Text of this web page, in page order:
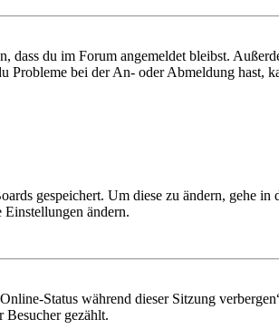
du im Forum angemeldet bleibst.
bei der An- oder Abmeldung hast,
gespeichert. Um diese zu ändern, gehe
ändern.
Status während dieser Sitzung
Besucher gezählt.